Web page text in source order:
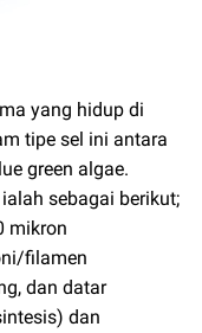
yang hidup di
tipe sel ini antara
green algae.
sebagai berikut;
mikron
filamen
dan datar
dan